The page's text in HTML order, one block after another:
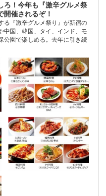
ろ！今年も『激辛グルメ祭
開催されるぞ！
る『激辛グルメ祭り』が新宿の
中国、韓国、タイ、インド、モ
公園で楽しめる。去年に引き続